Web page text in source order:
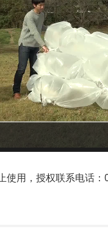
用，授权联系电话：